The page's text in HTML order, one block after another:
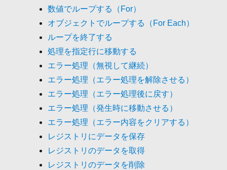
数値でループする（For）
オブジェクトでループする（For Each）
ループを終了する
処理を指定行に移動する
エラー処理（無視して継続）
エラー処理（エラー処理を解除させる）
エラー処理（エラー処理後に戻す）
エラー処理（発生時に移動させる）
エラー処理（エラー内容をクリアする）
レジストリにデータを保存
レジストリのデータを取得
レジストリのデータを削除